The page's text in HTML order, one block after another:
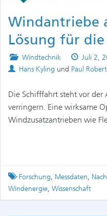
Windantriebe
Lösung für
Posted
in
Windtechnik
on
Juli 2,
Authors
Hans Kyling und Paul
Die Schifffahrt steht vor der
verringern. Eine wirksame
Windzusatzantrieben wie
Tagged
Forschung, Messdaten,
Windenergie, Wissenschaft